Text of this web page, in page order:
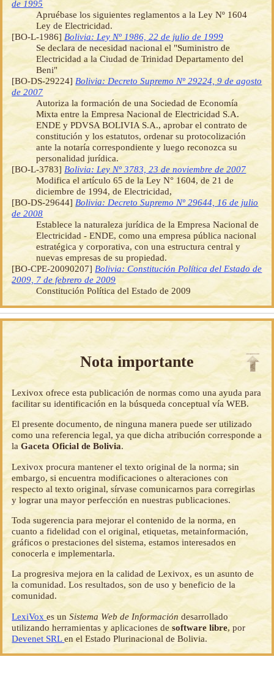
de 1995
Apruébase los siguientes reglamentos a la Ley Nº 1604
Ley de Electricidad.
[BO-L-1986] Bolivia: Ley Nº 1986, 22 de julio de 1999
Se declara de necesidad nacional el "Suministro de
Electricidad a la Ciudad de Trinidad Departamento del
Beni"
[BO-DS-29224] Bolivia: Decreto Supremo Nº 29224, 9 de agosto
de 2007
Autoriza la formación de una Sociedad de Economía
Mixta entre la Empresa Nacional de Electricidad S.A.
ENDE y PDVSA BOLIVIA S.A., aprobar el contrato de
constitución y los estatutos, ordenar su protocolización
ante la notaría correspondiente y luego reconozca su
personalidad jurídica.
[BO-L-3783] Bolivia: Ley Nº 3783, 23 de noviembre de 2007
Modifica el artículo 65 de la Ley N° 1604, de 21 de
diciembre de 1994, de Electricidad,
[BO-DS-29644] Bolivia: Decreto Supremo Nº 29644, 16 de julio
de 2008
Establece la naturaleza jurídica de la Empresa Nacional de
Electricidad - ENDE, como una empresa pública nacional
estratégica y corporativa, con una estructura central y
nuevas empresas de su propiedad.
[BO-CPE-20090207] Bolivia: Constitución Política del Estado de
2009, 7 de febrero de 2009
Constitución Política del Estado de 2009
Nota importante
Lexivox ofrece esta publicación de normas como una ayuda para
facilitar su identificación en la búsqueda conceptual vía WEB.
El presente documento, de ninguna manera puede ser utilizado
como una referencia legal, ya que dicha atribución corresponde a
laGaceta Oficial de Bolivia.
Lexivox procura mantener el texto original de la norma; sin
embargo, si encuentra modificaciones o alteraciones con
respecto al texto original, sírvase comunicarnos para corregirlas
y lograr una mayor perfección en nuestras publicaciones.
Toda sugerencia para mejorar el contenido de la norma, en
cuanto a fidelidad con el original, etiquetas, metainformación,
gráficos o prestaciones del sistema, estamos interesados en
conocerla e implementarla.
La progresiva mejora en la calidad de Lexivox, es un asunto de
la comunidad. Los resultados, son de uso y beneficio de la
comunidad.
LexiVoxes unSistema Web de Información desarrollado
utilizando herramientas y aplicaciones desoftware libre, por
Devenet SRLen el Estado Plurinacional de Bolivia.